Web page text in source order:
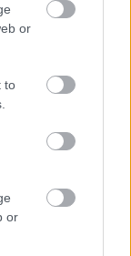
or
to
or
egyszerűbb a